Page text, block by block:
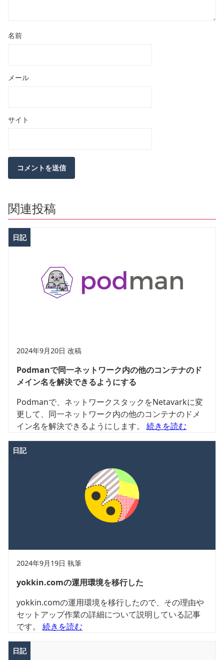
名前
メール
サイト
関連投稿
日記
2024年9月20日 改稿
Podmanで同一ネットワーク内の他のコンテナのド
メイン名を解決できるようにする
Podmanで、ネットワークスタックをNetavarkに変
更して、同一ネットワーク内の他のコンテナのドメ
イン名を解決できるようにします。 続きを読む
日記
2024年9月19日 執筆
yokkin.comの運用環境を移行した
yokkin.comの運用環境を移行したので、その理由や
セットアップ作業の詳細について説明している記事
です。 続きを読む
日記